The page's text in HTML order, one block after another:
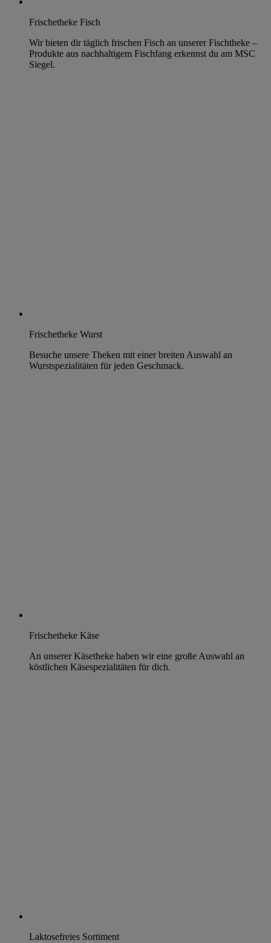
Frischetheke Fisch
Wir bieten dir täglich frischen Fisch an unserer Fischtheke –
Produkte aus nachhaltigem Fischfang erkennst du am MSC
Siegel.
Frischetheke Wurst
Besuche unsere Theken mit einer breiten Auswahl an
Wurstspezialitäten für jeden Geschmack.
Frischetheke Käse
An unserer Käsetheke haben wir eine große Auswahl an
köstlichen Käsespezialitäten für dich.
Laktosefreies Sortiment